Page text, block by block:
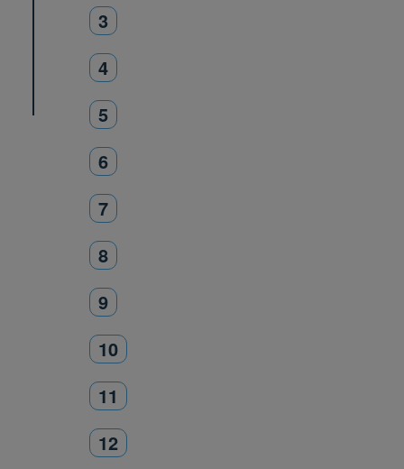
3
4
5
6
7
8
9
10
11
12